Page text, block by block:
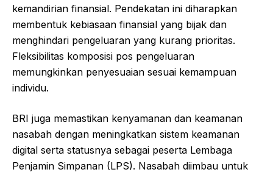
kemandirian finansial. Pendekatan ini diharapkan
membentuk kebiasaan finansial yang bijak dan
menghindari pengeluaran yang kurang prioritas.
Fleksibilitas komposisi pos pengeluaran
memungkinkan penyesuaian sesuai kemampuan
individu.
BRI juga memastikan kenyamanan dan keamanan
nasabah dengan meningkatkan sistem keamanan
digital serta statusnya sebagai peserta Lembaga
Penjamin Simpanan (LPS). Nasabah diimbau untuk